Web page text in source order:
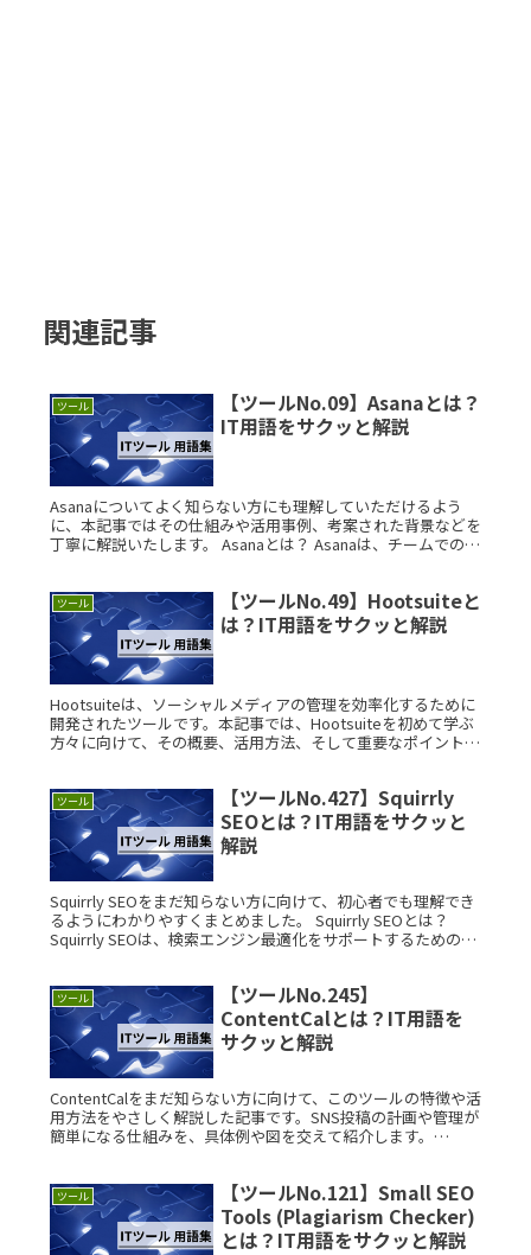
関連記事
ツール
【ツールNo.09】Asanaとは？
IT用語をサクッと解説
Asanaについてよく知らない方にも理解していただけるよう
に、本記事ではその仕組みや活用事例、考案された背景などを
丁寧に解説いたします。 Asanaとは？ Asanaは、チームでの業
ツール
【ツールNo.49】Hootsuiteと
は？IT用語をサクッと解説
Hootsuiteは、ソーシャルメディアの管理を効率化するために
開発されたツールです。本記事では、Hootsuiteを初めて学ぶ
方々に向けて、その概要、活用方法、そして重要なポイントに
ツール
【ツールNo.427】Squirrly
SEOとは？IT用語をサクッと
解説
Squirrly SEOをまだ知らない方に向けて、初心者でも理解でき
るようにわかりやすくまとめました。 Squirrly SEOとは？
Squirrly SEOは、検索エンジン最適化をサポートするための
ツール
【ツールNo.245】
ContentCalとは？IT用語を
サクッと解説
ContentCalをまだ知らない方に向けて、このツールの特徴や活
用方法をやさしく解説した記事です。SNS投稿の計画や管理が
簡単になる仕組みを、具体例や図を交えて紹介します。
ツール
【ツールNo.121】Small SEO
Tools (Plagiarism Checker)
とは？IT用語をサクッと解説